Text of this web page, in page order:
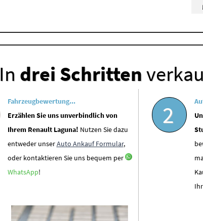
In drei Schritten
Fahrzeugbewertung...
Erzählen Sie uns unverbindlich von
Ihrem Renault Laguna! Nutzen Sie dazu
entweder unserAuto Ankauf Formular,
oder kontaktieren Sie uns bequem per
WhatsApp!
2